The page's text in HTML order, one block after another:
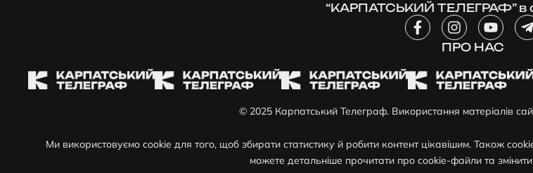
“КАРПАТСЬКИЙ ТЕЛЕГРАФ” в
F
a
b
o
o
k
f
I
n
s
a
g
r
a
Y
o
u
u
b
e
l
ПРО НАС
© 2025 Карпатський Телеграф. Використання матеріалів
Ми використовуємо cookie для того, щоб збирати статистику й робити контент цікавішим. Також
можете детальніше прочитати про cookie-файли та